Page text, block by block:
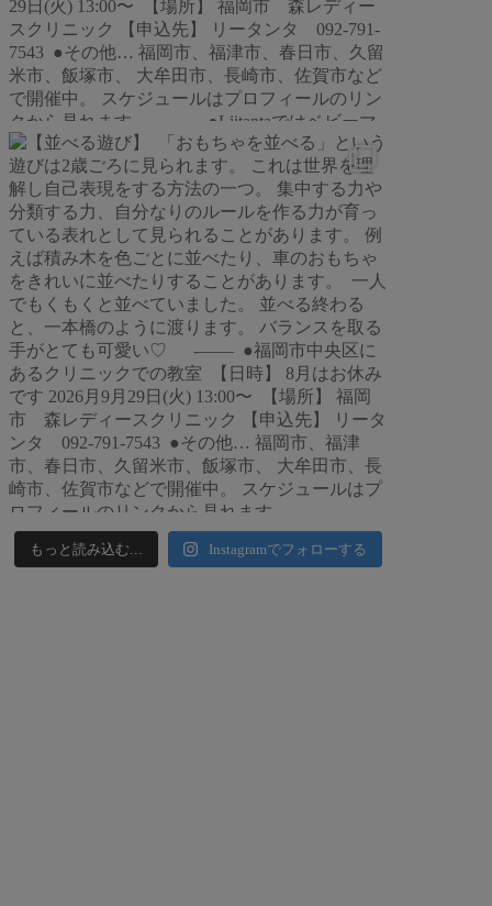
もっと読み込む... Instagramでフォローする